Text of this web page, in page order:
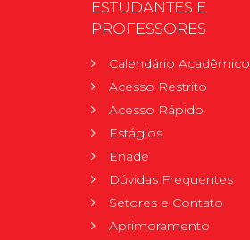
ESTUDANTES E
PROFESSORES
Calendário Acadêmico
Acesso Restrito
Acesso Rápido
Estágios
Enade
Dúvidas Frequentes
Setores e Contato
Aprimoramento